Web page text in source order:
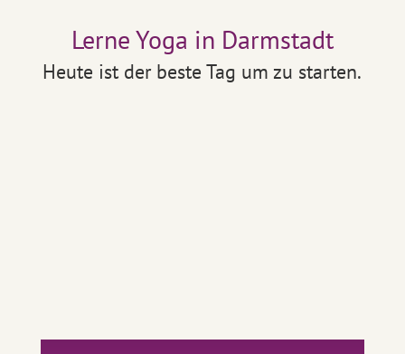
Lerne Yoga in Darmstadt
Heute ist der beste Tag um zu starten.